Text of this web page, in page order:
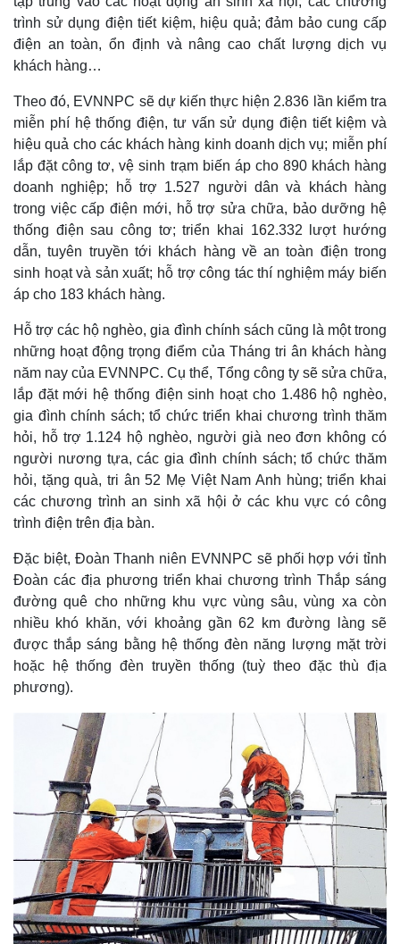
Kinh tế
Bất động sản
Khởi nghiệp
Thị trường
Giá vàng
Chứng khoán
Giá cà phê
trình sử dụng điện tiết kiệm, hiệu quả; đảm bảo cung cấp
điện an toàn, ổn định và nâng cao chất lượng dịch vụ
khách hàng…
Theo đó, EVNNPC sẽ dự kiến thực hiện 2.836 lần kiểm tra
miễn phí hệ thống điện, tư vấn sử dụng điện tiết kiệm và
hiệu quả cho các khách hàng kinh doanh dịch vụ; miễn phí
lắp đặt công tơ, vệ sinh trạm biến áp cho 890 khách hàng
doanh nghiệp; hỗ trợ 1.527 người dân và khách hàng
trong việc cấp điện mới, hỗ trợ sửa chữa, bảo dưỡng hệ
thống điện sau công tơ; triển khai 162.332 lượt hướng
dẫn, tuyên truyền tới khách hàng về an toàn điện trong
sinh hoạt và sản xuất; hỗ trợ công tác thí nghiệm máy biến
áp cho 183 khách hàng.
Hỗ trợ các hộ nghèo, gia đình chính sách cũng là một trong
những hoạt động trọng điểm của Tháng tri ân khách hàng
năm nay của EVNNPC. Cụ thể, Tổng công ty sẽ sửa chữa,
lắp đặt mới hệ thống điện sinh hoạt cho 1.486 hộ nghèo,
gia đình chính sách; tổ chức triển khai chương trình thăm
hỏi, hỗ trợ 1.124 hộ nghèo, người già neo đơn không có
người nương tựa, các gia đình chính sách; tổ chức thăm
hỏi, tặng quà, tri ân 52 Mẹ Việt Nam Anh hùng; triển khai
các chương trình an sinh xã hội ở các khu vực có công
trình điện trên địa bàn.
Đặc biệt, Đoàn Thanh niên EVNNPC sẽ phối hợp với tỉnh
Đoàn các địa phương triển khai chương trình Thắp sáng
đường quê cho những khu vực vùng sâu, vùng xa còn
nhiều khó khăn, với khoảng gần 62 km đường làng sẽ
được thắp sáng bằng hệ thống đèn năng lượng mặt trời
hoặc hệ thống đèn truyền thống (tuỳ theo đặc thù địa
phương).